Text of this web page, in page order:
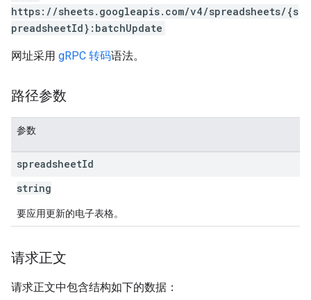
https://sheets.googleapis.com/v4/spreadsheets/{s
preadsheetId}:batchUpdate
网址采用 gRPC 转码语法。
路径参数
参数
spreadsheetId
string
要应用更新的电子表格。
请求正文
请求正文中包含结构如下的数据：